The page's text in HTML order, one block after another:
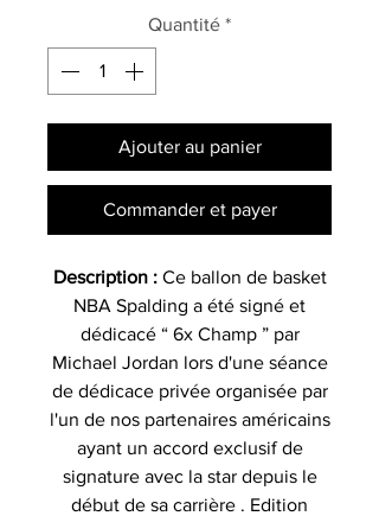
Quantité *
Ajouter au panier
Commander et payer
Description :Ce ballon de basket
NBA Spalding a été signé et
dédicacé “ 6x Champ ” par
Michael Jordan lors d'une séance
de dédicace privée organisée par
l'un de nos partenaires américains
ayant un accord exclusif de
signature avec la star depuis le
début de sa carrière . Edition